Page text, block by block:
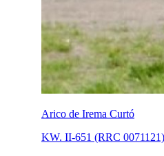
Arico de Irema Curtó
KW. II-651 (RRC 0071121)